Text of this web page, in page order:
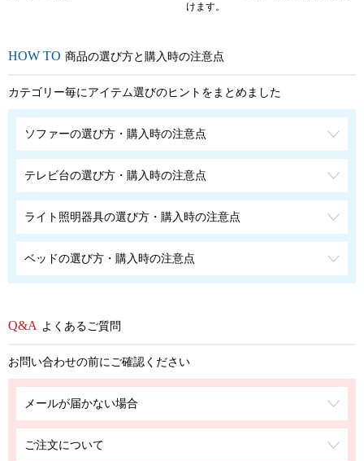
けます。
商品の選び方と購入時の注意点
カテゴリー毎にアイテム選びのヒントをまとめました
ソファーの選び方・購入時の注意点
テレビ台の選び方・購入時の注意点
ライト照明器具の選び方・購入時の注意点
ベッドの選び方・購入時の注意点
よくあるご質問
お問い合わせの前にご確認ください
メールが届かない場合
ご注文について